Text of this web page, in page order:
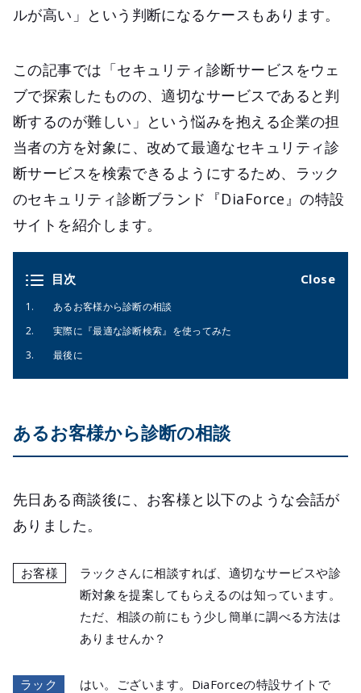
ルが高い」という判断になるケースもあります。
この記事では「セキュリティ診断サービスをウェ
ブで探索したものの、適切なサービスであると判
断するのが難しい」という悩みを抱える企業の担
当者の方を対象に、改めて最適なセキュリティ診
断サービスを検索できるようにするため、ラック
のセキュリティ診断ブランド『DiaForce』の特設
サイトを紹介します。
目次
あるお客様から診断の相談
実際に『最適な診断検索』を使ってみた
最後に
あるお客様から診断の相談
先日ある商談後に、お客様と以下のような会話が
ありました。
お客様
ラックさんに相談すれば、適切なサービスや診
断対象を提案してもらえるのは知っています。
ただ、相談の前にもう少し簡単に調べる方法は
ありませんか？
ラック
はい。ございます。DiaForceの特設サイトで